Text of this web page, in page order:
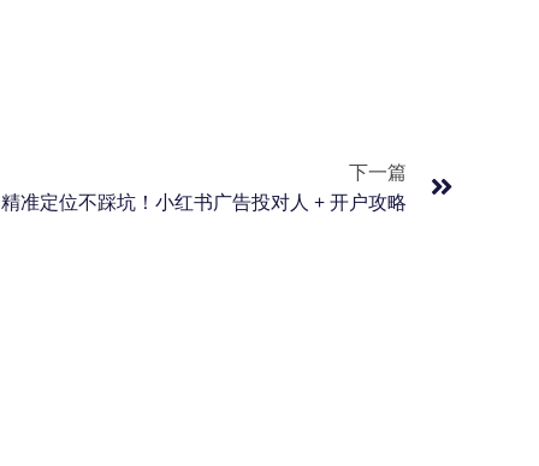
下一篇
准定位不踩坑！小红书广告投对人 + 开户攻略